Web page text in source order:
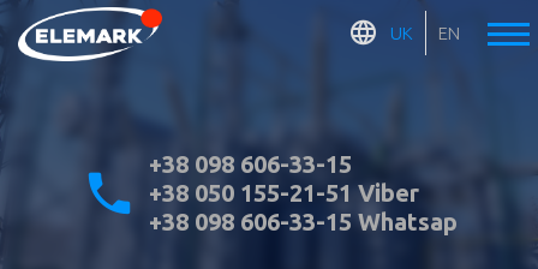
UK EN
+38 098 606-33-15
+38 050 155-21-51 Viber
+38 098 606-33-15 Whatsap